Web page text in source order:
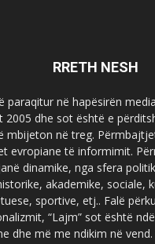
RRETH NESH
paraqitur në hapësirën
2005 dhe sot është e
mbijeton në treg.
evropiane të informimit.
dinamike, nga sfera
akademike, sociale,
sportive, etj.. Falë
“Lajm” sot është
dhe më me ndikim në vend.